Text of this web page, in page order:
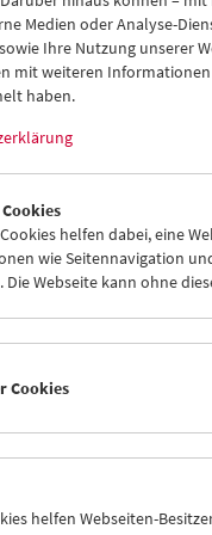
(Besessenheit)(1943,
(1938, Mark Sandrich) am
KLUGE
von gestern(1966,
20.30 Uhr
können wie
Tag der Vorführung an
und
hier.
Admission
Medien oder Analyse-
Ihre Nutzung unserer
mit weiteren
haben.
helfen dabei, eine
wie Seitennavigation
Die Webseite kann ohne
Cookies
helfen Webseiten-